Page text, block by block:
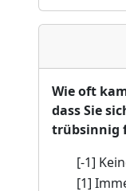
Wie oft
dass Sie
trübsinnig
[-1]
[1]